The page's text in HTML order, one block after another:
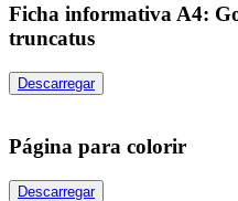
Ficha informativa A4:
truncatus
Descarregar
Página para colorir
Descarregar